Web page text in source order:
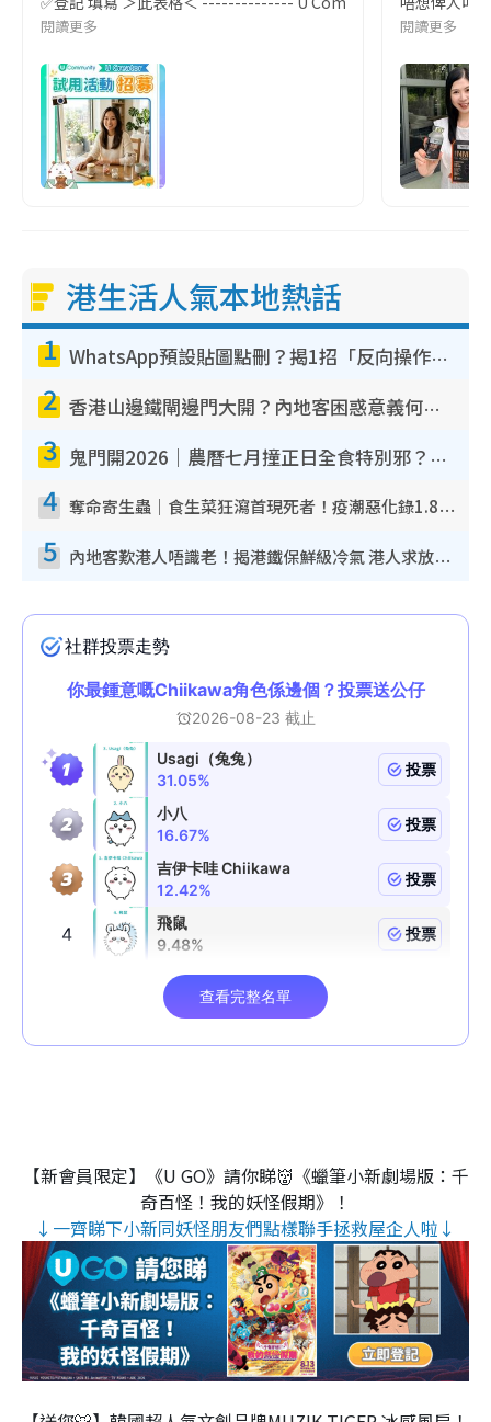
閱讀更多 閱讀更多
港生活人氣本地熱話
1 WhatsApp預設貼圖點刪？揭1招「反向操作」還原簡潔介面 附3步實測教學
2 香港山邊鐵閘邊門大開？內地客困惑意義何在！網民神回覆：呢種叫法理性防禦
3 鬼門開2026｜農曆七月撞正日全食特別邪？專家警告切忌做一事！揭4大禁忌+2招保平安
4 奪命寄生蟲｜食生菜狂瀉首現死者！疫潮惡化錄1.8萬宗病例 揭洗菜3大謬誤
5 內地客歎港人唔識老！揭港鐵保鮮級冷氣 港人求放過：咪投訴
【新會員限定】《U GO》請你睇👹《蠟筆小新劇場版：千
奇百怪！我的妖怪假期》！
↓一齊睇下小新同妖怪朋友們點樣聯手拯救屋企人啦↓